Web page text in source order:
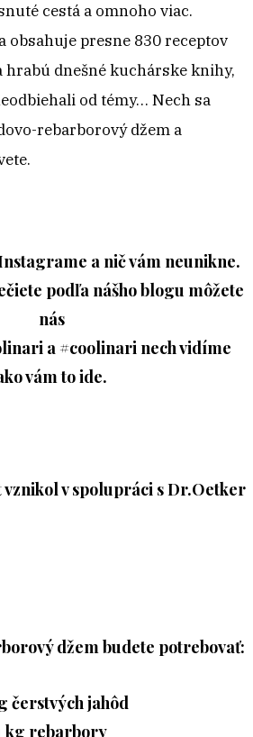
cestá a omnoho viac.
obsahuje presne 830 receptov
hrabú dnešné kuchárske knihy,
od témy… Nech sa
rebarborový džem a
a nič vám neunikne.
podľa nášho blogu môžete
nás
a #coolinari nech vidíme
vám to ide.
vznikol v spolupráci s Dr.Oetker
džem budete potrebovať:
čerstvých jahôd
kg rebarbory